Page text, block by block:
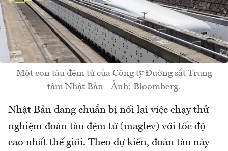
Một con tàu đệm từ của Công ty Đường sắt Trung
tâm Nhật Bản - Ảnh: Bloomberg.
Nhật Bản đang chuẩn bị nối lại việc chạy thử
nghiệm đoàn tàu đệm từ (maglev) với tốc độ
cao nhất thế giới. Theo dự kiến, đoàn tàu này